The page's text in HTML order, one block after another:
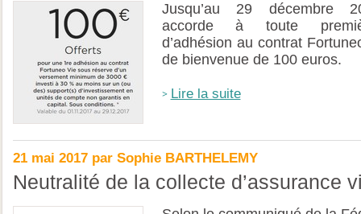
Jusqu’au 29 décembre
accorde à toute
d’adhésion au contrat
de bienvenue de 100 euros.
Lire la suite
21 mai 2017 par Sophie BARTHELEMY
Neutralité de la collecte d’assurance